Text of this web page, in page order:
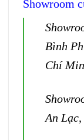
Showroom
Bình
Chí
An